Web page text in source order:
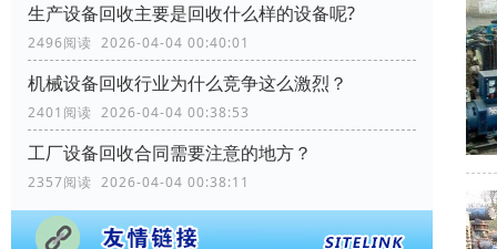
生产设备回收主要是回收什么样的设备呢?
2496阅读 2026-04-04 00:40:01
机械设备回收行业为什么竞争这么激烈？
2401阅读 2026-04-04 00:38:53
工厂设备回收合同需要注意的地方？
2357阅读 2026-04-04 00:38:11